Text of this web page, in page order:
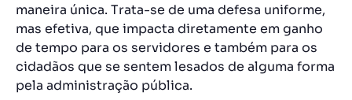
maneira única. Trata-se de uma defesa uniforme,
mas efetiva, que impacta diretamente em ganho
de tempo para os servidores e também para os
cidadãos que se sentem lesados de alguma forma
pela administração pública.